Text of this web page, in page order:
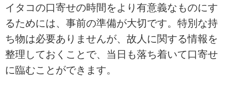
イタコの口寄せの時間をより有意義なものにす
るためには、事前の準備が大切です。特別な持
ち物は必要ありませんが、故人に関する情報を
整理しておくことで、当日も落ち着いて口寄せ
に臨むことができます。